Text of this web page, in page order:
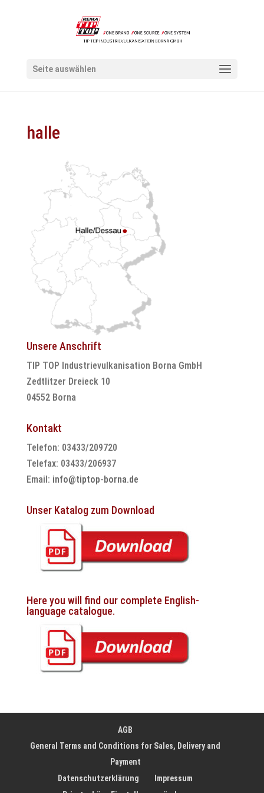
Seite auswählen
halle
Unsere Anschrift
TIP TOP Industrievulkanisation Borna GmbH
Zedtlitzer Dreieck 10
04552 Borna
Kontakt
Telefon: 03433/209720
Telefax: 03433/206937
Email: info@tiptop-borna.de
Unser Katalog zum Download
Here you will find our complete English-
language catalogue.
AGB
General Terms and Conditions for Sales, Delivery and
Payment
Datenschutzerklärung
Impressum